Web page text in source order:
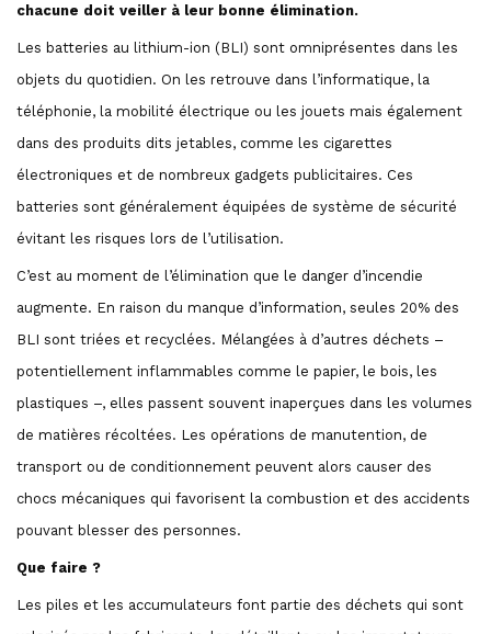
chacune doit veiller à leur bonne élimination.
Les batteries au lithium-ion (BLI) sont omniprésentes dans les
objets du quotidien. On les retrouve dans l’informatique, la
téléphonie, la mobilité électrique ou les jouets mais également
dans des produits dits jetables, comme les cigarettes
électroniques et de nombreux gadgets publicitaires. Ces
batteries sont généralement équipées de système de sécurité
évitant les risques lors de l’utilisation.
C’est au moment de l’élimination que le danger d’incendie
augmente. En raison du manque d’information, seules 20% des
BLI sont triées et recyclées. Mélangées à d’autres déchets –
potentiellement inflammables comme le papier, le bois, les
plastiques –, elles passent souvent inaperçues dans les volumes
de matières récoltées. Les opérations de manutention, de
transport ou de conditionnement peuvent alors causer des
chocs mécaniques qui favorisent la combustion et des accidents
pouvant blesser des personnes.
Que faire ?
Les piles et les accumulateurs font partie des déchets qui sont